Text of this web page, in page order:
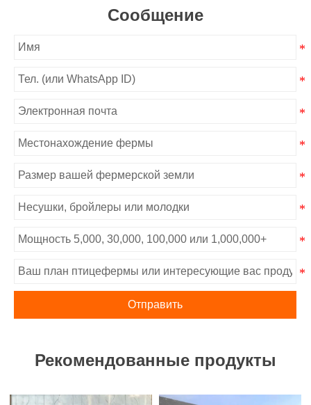
Сообщение
Отправить
Рекомендованные продукты